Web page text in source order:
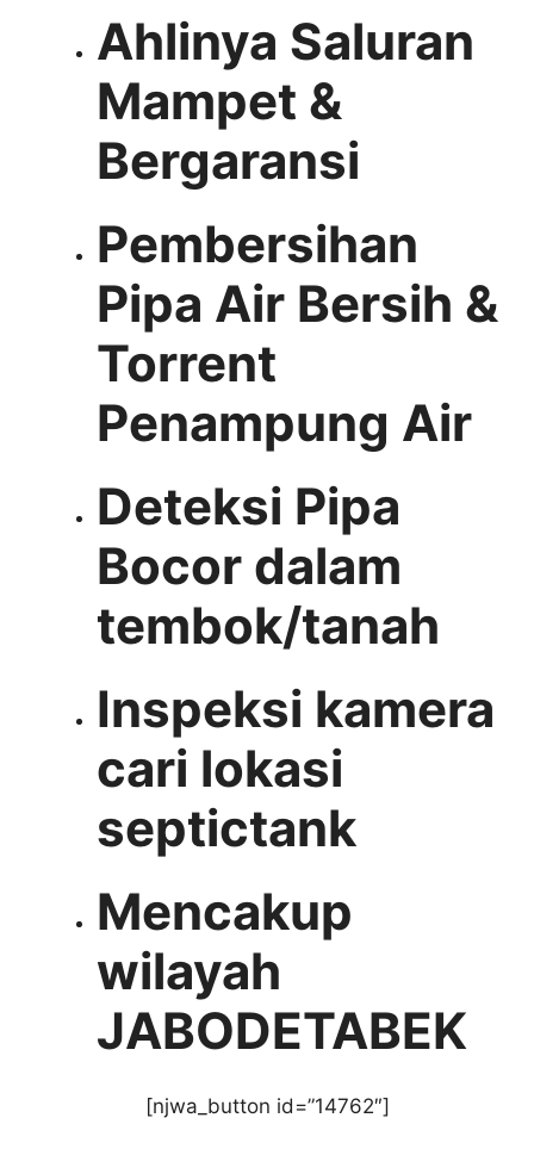
Ahlinya Saluran
Mampet &
Bergaransi
Pembersihan
Pipa Air Bersih &
Torrent
Penampung Air
Deteksi Pipa
Bocor dalam
tembok/tanah
Inspeksi kamera
cari lokasi
septictank
Mencakup
wilayah
JABODETABEK
[njwa_button id=”14762″]